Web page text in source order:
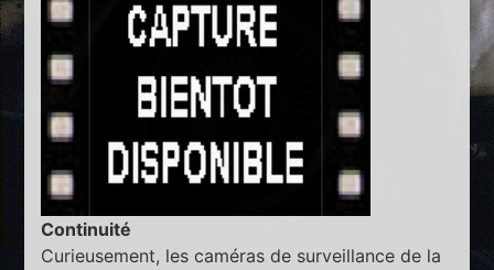
Continuité
Curieusement, les caméras de surveillance de la